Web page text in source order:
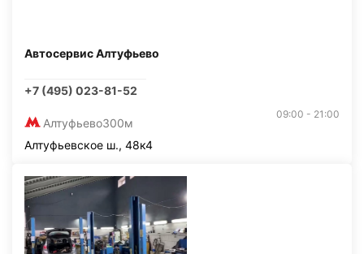
Автосервис Алтуфьево
+7 (495) 023-81-52
Алтуфьево300м
09:00 - 21:00
Алтуфьевское ш., 48к4